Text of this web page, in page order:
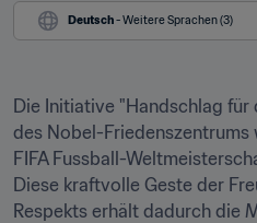
Deutsch - Weitere Sprachen (3)
Die Initiative "Handschlag für
des Nobel-Friedenszentrums
FIFA Fussball-
Diese kraftvolle Geste der
Respekts erhält dadurch die